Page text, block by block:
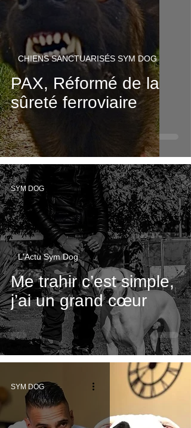
PAX, Réformé de la
sûreté ferroviaire
CHIENS SANCTUARISÉS SYM DOG
Me trahir c’est simple,
j’ai un grand cœur
L'Actu Sym Dog
SYM DOG
SYM DOG